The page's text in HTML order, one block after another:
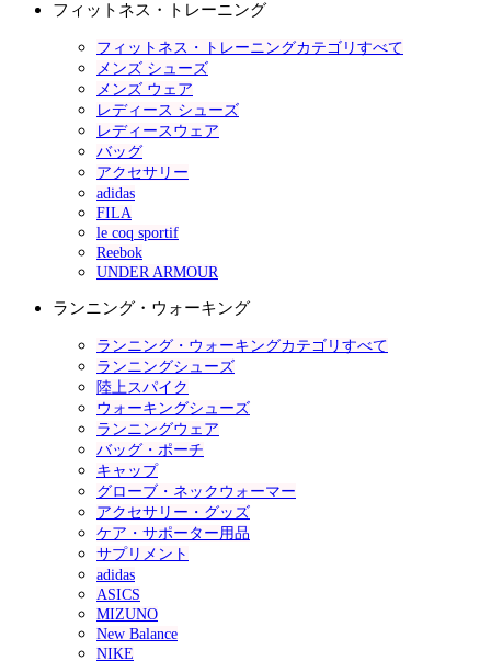
フィットネス・トレーニング
フィットネス・トレーニングカテゴリすべて
メンズ シューズ
メンズ ウェア
レディース シューズ
レディースウェア
バッグ
アクセサリー
adidas
FILA
le coq sportif
Reebok
UNDER ARMOUR
ランニング・ウォーキング
ランニング・ウォーキングカテゴリすべて
ランニングシューズ
陸上スパイク
ウォーキングシューズ
ランニングウェア
バッグ・ポーチ
キャップ
グローブ・ネックウォーマー
アクセサリー・グッズ
ケア・サポーター用品
サプリメント
adidas
ASICS
MIZUNO
New Balance
NIKE